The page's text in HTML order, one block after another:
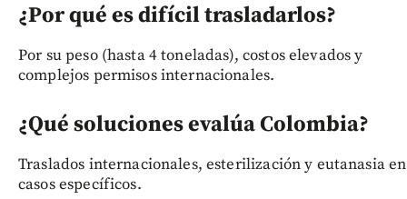
¿Por qué es difícil trasladarlos?
Por su peso (hasta 4 toneladas), costos elevados y
complejos permisos internacionales.
¿Qué soluciones evalúa Colombia?
Traslados internacionales, esterilización y eutanasia en
casos específicos.